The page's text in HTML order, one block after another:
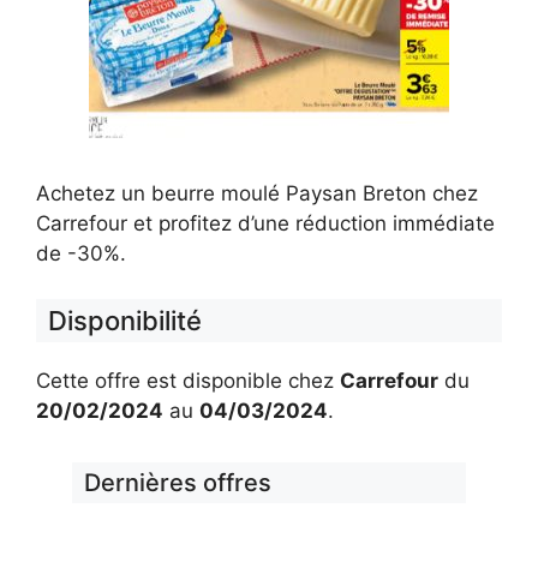
Achetez un beurre moulé Paysan Breton chez
Carrefour et profitez d’une réduction immédiate
de -30%.
Disponibilité
Cette offre est disponible chez Carrefour du
20/02/2024 au 04/03/2024.
Dernières offres